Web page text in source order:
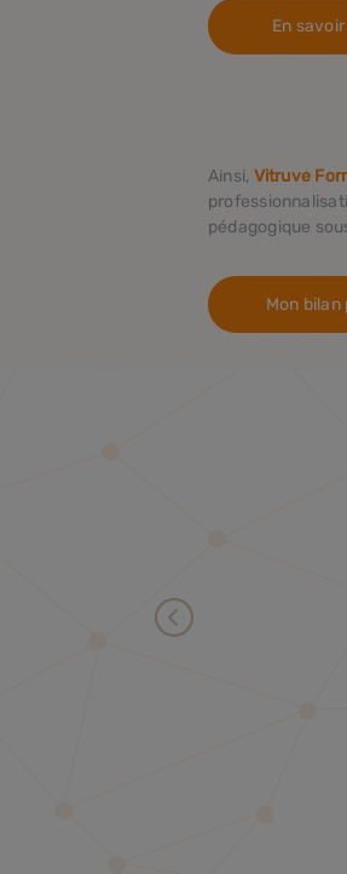
En
Ainsi, Vitruve
pédagogique
Mon